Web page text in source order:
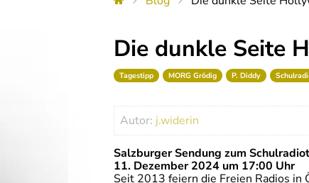
Die dunkle Seite
Tagestipp MORG Grödig P. Diddy
Autor: j.widerin
Salzburger Sendung zum
11. Dezember 2024 um 17:00 Uhr
Seit 2013 feiern die Freien Radios in